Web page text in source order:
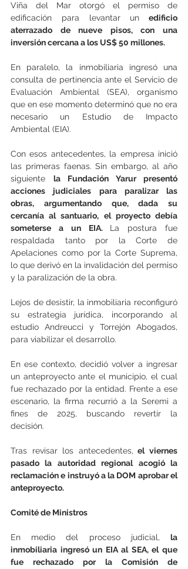
Viña del Mar otorgó el permiso de
edificación para levantar un edificio
aterrazado de nueve pisos, con una
inversión cercana a los US$ 50 millones.
En paralelo, la inmobiliaria ingresó una
consulta de pertinencia ante el Servicio de
Evaluación Ambiental (SEA), organismo
que en ese momento determinó que no era
necesario un Estudio de Impacto
Ambiental (EIA).
Con esos antecedentes, la empresa inició
las primeras faenas. Sin embargo, al año
siguiente la Fundación Yarur presentó
acciones judiciales para paralizar las
obras, argumentando que, dada su
cercanía al santuario, el proyecto debía
someterse a un EIA. La postura fue
respaldada tanto por la Corte de
Apelaciones como por la Corte Suprema,
lo que derivó en la invalidación del permiso
y la paralización de la obra.
Lejos de desistir, la inmobiliaria reconfiguró
su estrategia jurídica, incorporando al
estudio Andreucci y Torrejón Abogados,
para viabilizar el desarrollo.
En ese contexto, decidió volver a ingresar
un anteproyecto ante el municipio, el cual
fue rechazado por la entidad. Frente a ese
escenario, la firma recurrió a la Seremi a
fines de 2025, buscando revertir la
decisión.
Tras revisar los antecedentes, el viernes
pasado la autoridad regional acogió la
reclamación e instruyó a la DOM aprobar el
anteproyecto.
Comité de Ministros
En medio del proceso judicial, la
inmobiliaria ingresó un EIA al SEA, el que
fue rechazado por la Comisión de